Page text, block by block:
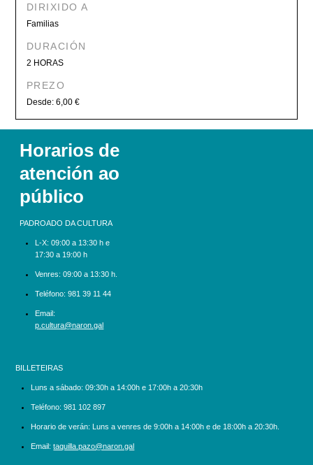
DIRIXIDO A
Familias
DURACIÓN
2 HORAS
PREZO
Desde: 6,00 €
Horarios de
atención ao
público
PADROADO DA CULTURA
L-X: 09:00 a 13:30 h e
17:30 a 19:00 h
Venres: 09:00 a 13:30 h.
Teléfono: 981 39 11 44
Email:
p.cultura@naron.gal
BILLETEIRAS
Luns a sábado: 09:30h a 14:00h e 17:00h a 20:30h
Teléfono: 981 102 897
Horario de verán: Luns a venres de 9:00h a 14:00h e de 18:00h a 20:30h.
Email: taquilla.pazo@naron.gal